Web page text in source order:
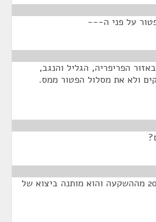
על פני ה---
הפריפריה, הגליל והנגב,
ולא את מסלול הפטור ממס.
המענק היום שניתן הוא 20% מההשקעה והוא מותנה ביצוא של